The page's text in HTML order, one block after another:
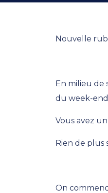
Nouvelle
En milieu de
du week-
Vous avez
Rien de plus
On